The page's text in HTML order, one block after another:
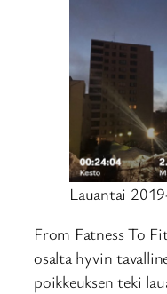
Lauantai
From Fatness To
osalta hyvin
poikkeuksen teki